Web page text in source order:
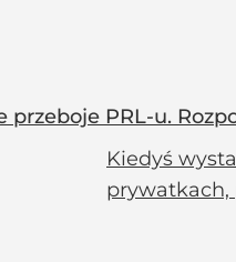
przeboje PRL-u.
Kiedyś
prywatkach,